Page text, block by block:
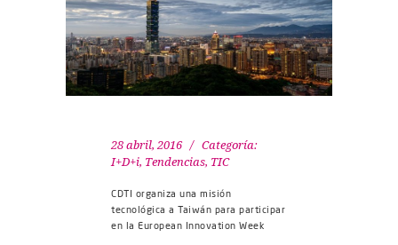
28 abril, 2016
Categoría:
I+D+i, Tendencias, TIC
CDTI organiza una misión
tecnológica a Taiwán para participar
en la European Innovation Week